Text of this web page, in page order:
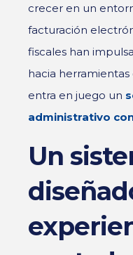
crecer en un
facturación
fiscales han
hacia
entra en juego un
administrativo
Un